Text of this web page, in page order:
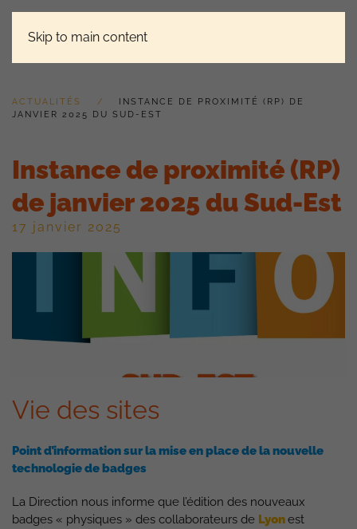
Skip to main content
ACTUALITÉS
INSTANCE DE PROXIMITÉ (RP) DE
JANVIER 2025 DU SUD-EST
Instance de proximité (RP)
de janvier 2025 du Sud-Est
17 janvier 2025
Vie des sites
Point d’information sur la mise en place de la nouvelle
technologie de badges
La Direction nous informe que l’édition des nouveaux
badges « physiques » des collaborateurs de Lyonest